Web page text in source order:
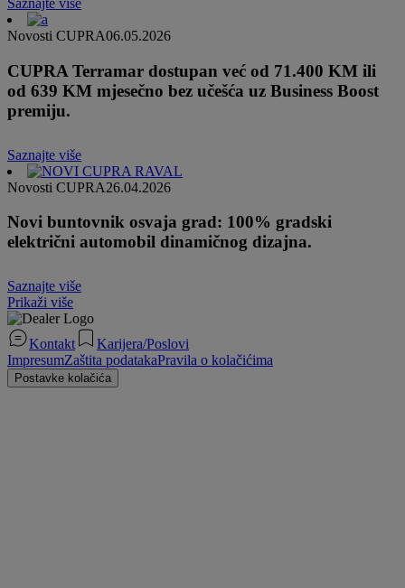
Saznajte više
Novosti CUPRA06.05.2026
CUPRA Terramar dostupan već od 71.400 KM ili
od 639 KM mjesečno bez učešća uz Business Boost
premiju.
Saznajte više
Novosti CUPRA26.04.2026
Novi buntovnik osvaja grad: 100% gradski
električni automobil dinamičnog dizajna.
Saznajte više
Prikaži više
Kontakt
Karijera/Poslovi
ImpresumZaštita podatakaPravila o kolačićima
Postavke kolačića